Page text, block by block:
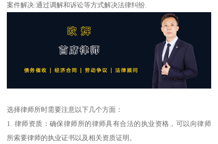
案件解决:通过调解和诉讼等方式解决法律纠纷.
选择律师所时需要注意以下几个方面：
1. 律师资质：确保律师所的律师具有合法的执业资格，可以向律师
所索要律师的执业证书以及相关资质证明。